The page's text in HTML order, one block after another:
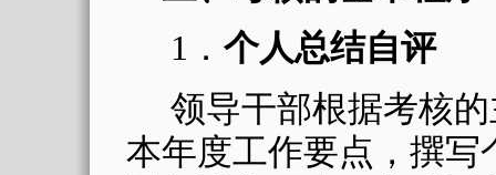
1 ． 个人总结自评
领导干部根据考核
本年度工作要点，撰写